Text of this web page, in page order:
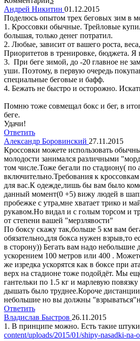
Андрей Никитин 01.12.2015
Поделюсь опытом трех беговых зим в
1. Кроссовки обычные. Трейловые
большая, только денег потратил.
2. Любые, зависит от вашего роста,
Приоритетов в тренировке, бюджета. Я
3. При беге зимой, до -20 главное не
уши. Поэтому, в первую очередь
специальные беговые и бафф.
4. Бежать не быстро и осторожно.
Помню тоже совмещал бокс и бег, в
беге.
Удачи!
Ответить
Александр Боровинский 27.11.2015
Кроссовки можете использовать
молодости занимался различными
том числе.Тоже бегали по стадиону( по
включительно.Требования к
для вас.К одежде,лишь бы вам было
данный момент(0 +5) вижу людей в
пробежке с утра,мне хватает трико и
рукавом.Но видал и с голым торсом и
от степени вашей "мерзлявости"
По боксу скажу так,больше 5 км вам
обязательно,для бокса нужен взрыв,то
в сторону)) Бегать вам надо небольшие
ускорением 100 метров или 400 .
же изредка ускорятся как в боксе при
верх на стадионе тоже подойдёт. Мы
гантельки по 1.5 кг и марлевую
дышать было труднее.Короче
небольшие но вы должны
Ответить
Владислав Быстров 26.11.2015
1. В принципе можно. Есть такие
content/uploads/2015/01/shipy-nasadki-na-